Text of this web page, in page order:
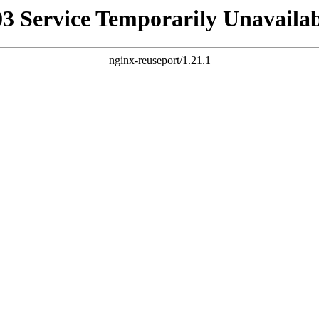
Service Temporarily
nginx-reuseport/1.21.1